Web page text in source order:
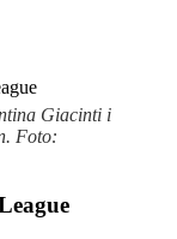
Giacinti i
Foto: